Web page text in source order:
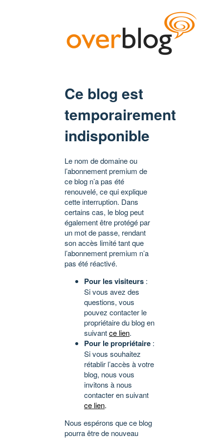
Ce blog est
temporairement
indisponible
Le nom de domaine ou
l’abonnement premium de
ce blog n’a pas été
renouvelé, ce qui explique
cette interruption. Dans
certains cas, le blog peut
également être protégé par
un mot de passe, rendant
son accès limité tant que
l’abonnement premium n’a
pas été réactivé.
Pour les visiteurs :
Si vous avez des
questions, vous
pouvez contacter le
propriétaire du blog en
suivantce lien.
Pour le propriétaire :
Si vous souhaitez
rétablir l’accès à votre
blog, nous vous
invitons à nous
contacter en suivant
ce lien.
Nous espérons que ce blog
pourra être de nouveau